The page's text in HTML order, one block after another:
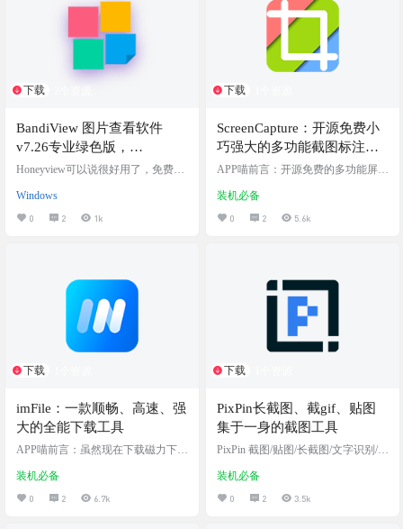
下载
BandiView 图片查看软件
v7.26专业绿色版，
Honeyview 的更新替代
Honeyview可以说很好用了，免费，
diView(收费) 软件介绍 BandiView 是
Honeyview 的后续图像查看器，它继
承了其前身的所有酷炫功能，并得
仅支持常见的图片格式，如 JPG、P
NG，还支持新兴的 HEIC、WebP、
Windows
0 2 1k
下载
ScreenCapture：开源免费小
巧强大的多功能截图标注工
具
APP喵前言：开源免费的多功能屏幕
持、窗口区域高亮。windows上的截
图软件又添加一员 软件简介 ScreenC
apture 是一款开源且免费的多功能截
文本等。它具备撤销和重做操作、
截图区域桌面钉住、多语言支持、
自定义保存路径等便捷特性。以其
轻量级单一可执行文件（3.8M）、
装机必备
0 2 5.6k
下载
imFile：一款顺畅、高速、强
大的全能下载工具
APP喵前言：虽然现在下载磁力下载
会有下载BT或磁力的需求，大家都
用的啥软件去下载呢？除了迅雷，
装机必备
0 2 6.7k
下载
PixPin长截图、截gif、贴图
集于一身的截图工具
PixPin 截图/贴图/长截图/文字识别/标
工具，帮助你提高效率。现在已经
跻身windows端最好用的免费截图软
装机必备
0 2 3.5k